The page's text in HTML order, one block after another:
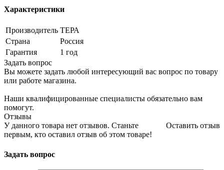
Характеристики
Производитель ТЕРА
Страна
Россия
Гарантия
1 год
Задать вопрос
Вы можете задать любой интересующий вас вопрос по товару
или работе магазина.
Наши квалифицированные специалисты обязательно вам
помогут.
Отзывы
Оставить отзыв
У данного товара нет отзывов. Станьте
первым, кто оставил отзыв об этом товаре!
Задать вопрос